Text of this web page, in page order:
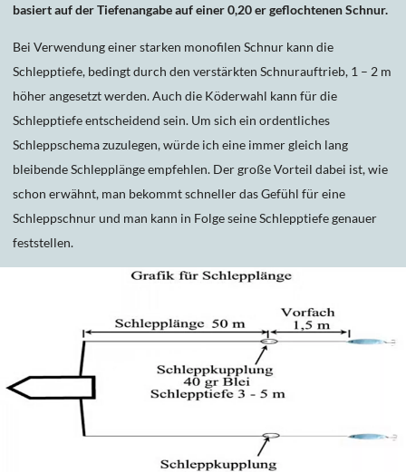
basiert auf der Tiefenangabe auf einer 0,20 er geflochtenen Schnur.
Bei Verwendung einer starken monofilen Schnur kann die
Schlepptiefe, bedingt durch den verstärkten Schnurauftrieb, 1 – 2 m
höher angesetzt werden. Auch die Köderwahl kann für die
Schlepptiefe entscheidend sein. Um sich ein ordentliches
Schleppschema zuzulegen, würde ich eine immer gleich lang
bleibende Schlepplänge empfehlen. Der große Vorteil dabei ist, wie
schon erwähnt, man bekommt schneller das Gefühl für eine
Schleppschnur und man kann in Folge seine Schlepptiefe genauer
feststellen.